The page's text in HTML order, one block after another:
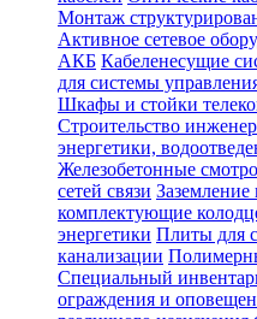
Монтаж
Активное сетевое
АКБ Кабеленесущие
для системы
Шкафы и стойки
Строительство
энергетики,
Железобетонные
сетей связи
комплектующие
энергетики Плиты для
канализации
Специальный
ограждения и